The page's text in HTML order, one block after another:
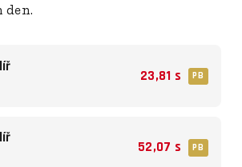
den.
23,81 s PB
52,07 s PB